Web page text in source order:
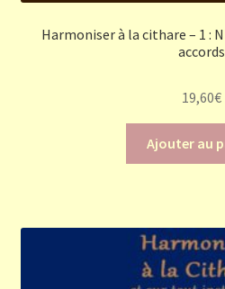
Harmoniser à la cithare – 1 :
accords
19,60€
Ajouter au